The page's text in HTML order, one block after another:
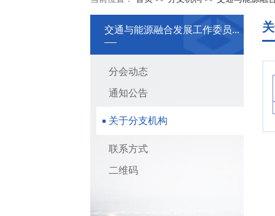
交通与能源融合发展工作委员...
分会动态
通知公告
关于分支机构
联系方式
二维码